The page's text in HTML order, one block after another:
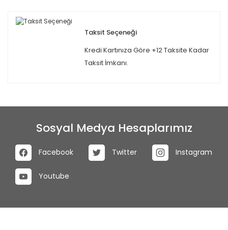
Taksit Seçeneği
Kredi Kartınıza Göre +12 Taksite Kadar
Taksit İmkanı.
Sosyal Medya Hesaplarımız
Facebook Twitter Instagram
Youtube